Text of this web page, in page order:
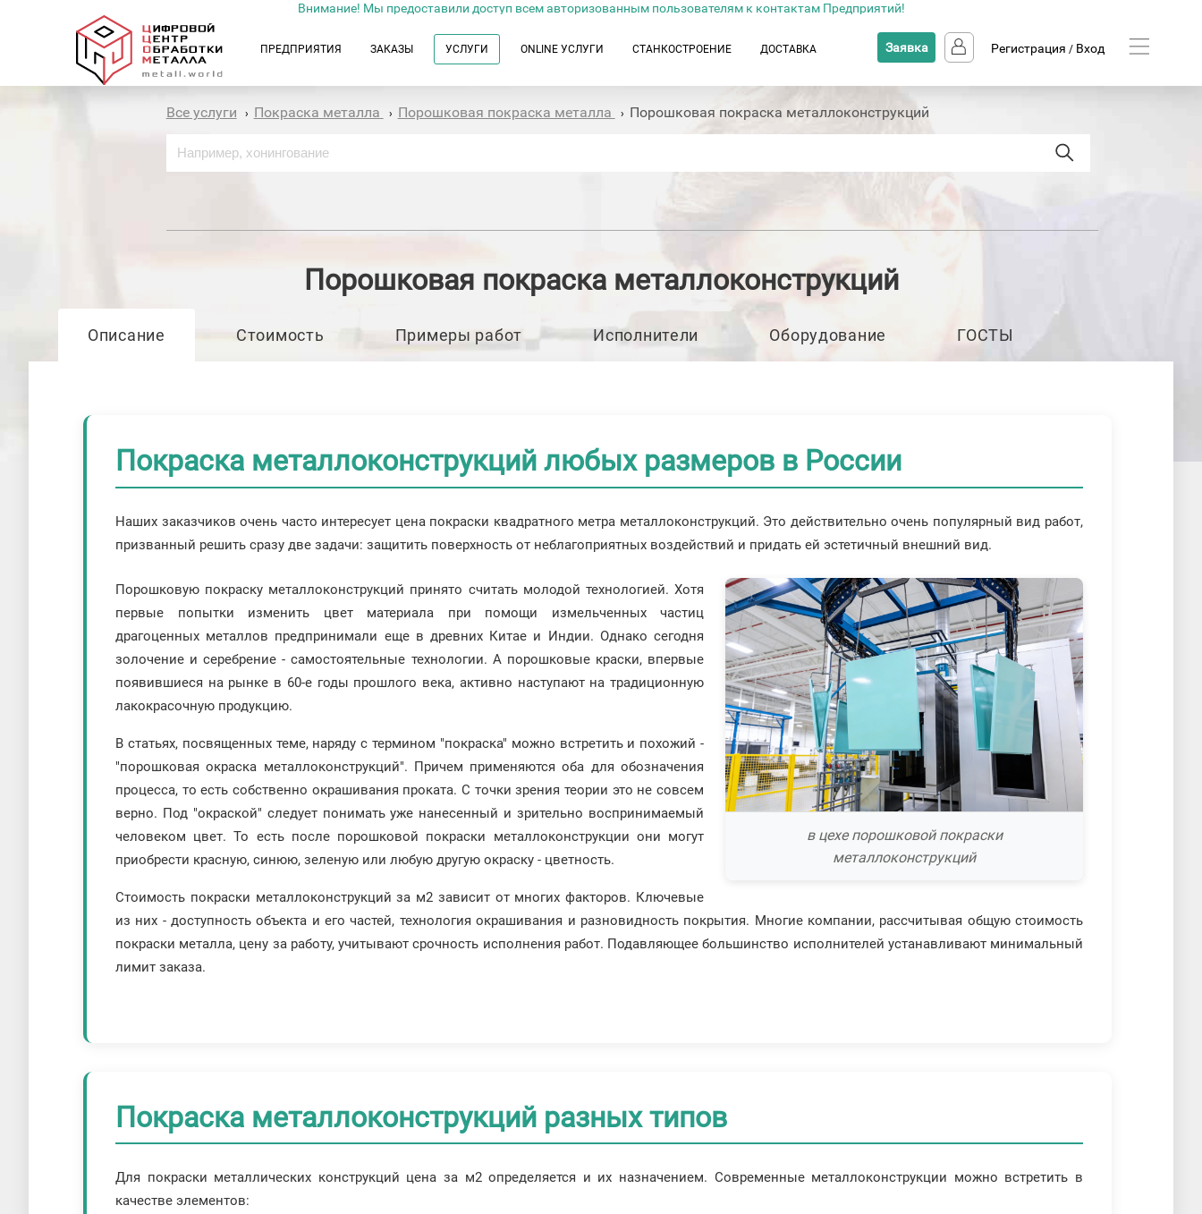
Внимание! Мы предоставили доступ всем авторизованным пользователям к контактам Предприятий!
ПРЕДПРИЯТИЯ ЗАКАЗЫ УСЛУГИ ONLINE УСЛУГИ СТАНКОСТРОЕНИЕ ДОСТАВКА Заявка Регистрация / Вход
Все услуги › Покраска металла › Порошковая покраска металла › Порошковая покраска металлоконструкций
Порошковая покраска металлоконструкций
Описание Стоимость Примеры работ Исполнители Оборудование ГОСТЫ
Покраска металлоконструкций любых размеров в России
Наших заказчиков очень часто интересует цена покраски квадратного метра металлоконструкций. Это действительно очень популярный вид работ,
призванный решить сразу две задачи: защитить поверхность от неблагоприятных воздействий и придать ей эстетичный внешний вид.
в цехе порошковой покраски
металлоконструкций
Порошковую покраску металлоконструкций принято считать молодой технологией. Хотя
первые попытки изменить цвет материала при помощи измельченных частиц
драгоценных металлов предпринимали еще в древних Китае и Индии. Однако сегодня
золочение и серебрение - самостоятельные технологии. А порошковые краски, впервые
появившиеся на рынке в 60-е годы прошлого века, активно наступают на традиционную
лакокрасочную продукцию.
В статьях, посвященных теме, наряду с термином "покраска" можно встретить и похожий -
"порошковая окраска металлоконструкций". Причем применяются оба для обозначения
процесса, то есть собственно окрашивания проката. С точки зрения теории это не совсем
верно. Под "окраской" следует понимать уже нанесенный и зрительно воспринимаемый
человеком цвет. То есть после порошковой покраски металлоконструкции они могут
приобрести красную, синюю, зеленую или любую другую окраску - цветность.
Стоимость покраски металлоконструкций за м2 зависит от многих факторов. Ключевые
из них - доступность объекта и его частей, технология окрашивания и разновидность покрытия. Многие компании, рассчитывая общую стоимость
покраски металла, цену за работу, учитывают срочность исполнения работ. Подавляющее большинство исполнителей устанавливают минимальный
лимит заказа.
Покраска металлоконструкций разных типов
Для покраски металлических конструкций цена за м2 определяется и их назначением. Современные металлоконструкции можно встретить в
качестве элементов: